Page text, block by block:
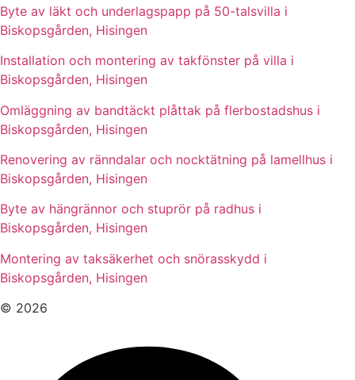
Byte av läkt och underlagspapp på 50-talsvilla i
Biskopsgården, Hisingen
Installation och montering av takfönster på villa i
Biskopsgården, Hisingen
Omläggning av bandtäckt plåttak på flerbostadshus i
Biskopsgården, Hisingen
Renovering av ränndalar och nocktätning på lamellhus i
Biskopsgården, Hisingen
Byte av hängrännor och stuprör på radhus i
Biskopsgården, Hisingen
Montering av taksäkerhet och snörasskydd i
Biskopsgården, Hisingen
© 2026